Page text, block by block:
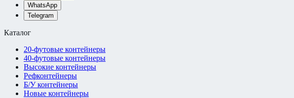
WhatsApp
Telegram
Каталог
20-футовые контейнеры
40-футовые контейнеры
Высокие контейнеры
Рефконтейнеры
Б/У контейнеры
Новые контейнеры